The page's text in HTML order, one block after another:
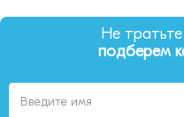
Не
подберем